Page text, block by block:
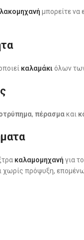
μπορείτε να
καλαμάκιόλων
, πέρασμακαι
καλαμομηχανή για
χωρίς πρόψυξη,